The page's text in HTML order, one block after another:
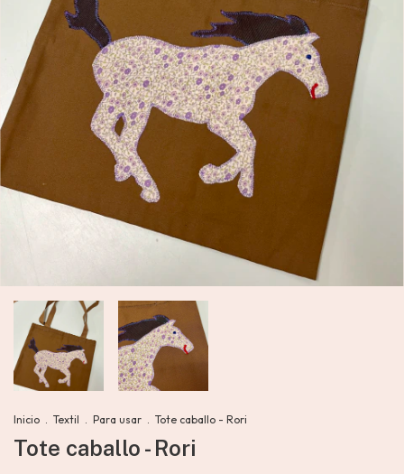
Inicio . Textil . Para usar . Tote caballo - Rori
Tote caballo - Rori